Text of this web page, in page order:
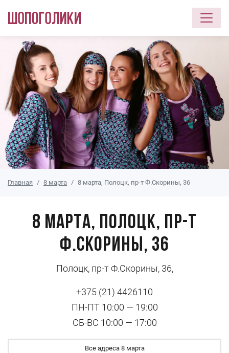
Перейти к основному содержанию
Главная 8 марта 8 марта, Полоцк, пр-т Ф.Скорины, 36
8 марта, Полоцк, пр-т
Ф.Скорины, 36
Полоцк, пр-т Ф.Скорины, 36,
+375 (21) 4426110
ПН-ПТ 10:00 — 19:00
СБ-ВС 10:00 — 17:00
Все адреса 8 марта